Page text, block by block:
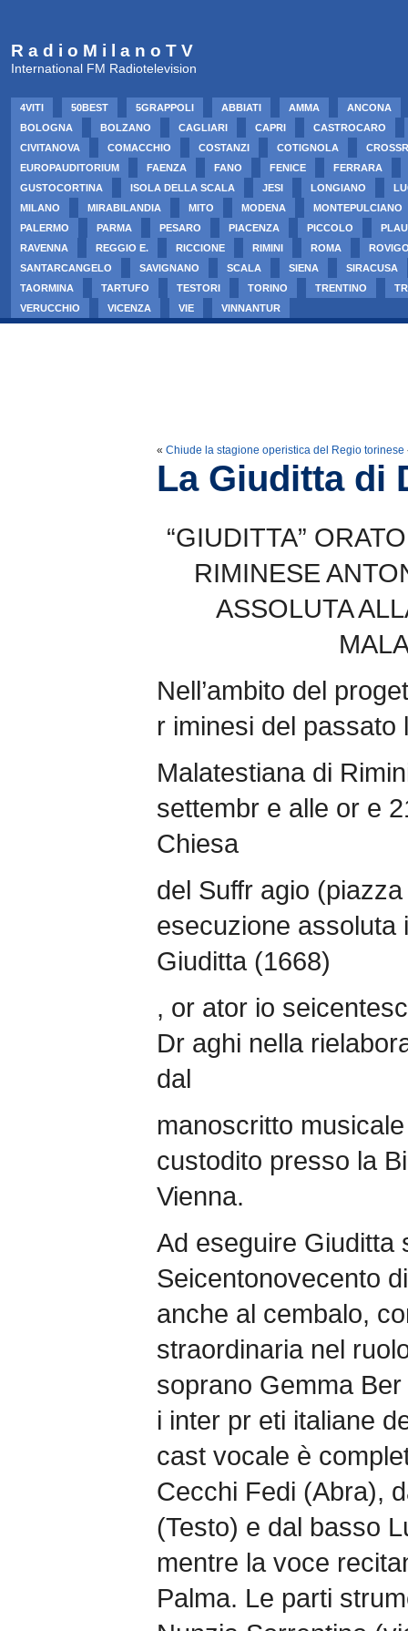
R a d i o M i l a n o T V
International FM Radiotelevision
4VITI 50BEST 5GRAPPOLI ABBIATI AMMA
ANCONA
BOLOGNA
BOLZANO CAGLIARI CAPRI
CASTROCARO
CIVITANOVA
COMACCHIO COSTANZI COTIGNOLA
EUROPAUDITORIUM
FAENZA FANO FENICE
FERRARA
GUSTOCORTINA
ISOLA DELLA SCALA JESI LONGIANO
MILANO
MIRABILANDIA MITO MODENA
MONTEPULCIANO
PALERMO
PARMA PESARO PIACENZA PICCOLO
RAVENNA
REGGIO E. RICCIONE RIMINI ROMA
SANTARCANGELO
SAVIGNANO SCALA SIENA
SIRACUSA
TAORMINA
TARTUFO TESTORI TORINO TRENTINO
VERUCCHIO
VICENZA VIE VINNANTUR
« Chiude la stagione operistica del Regio torinese
La Giuditta di
“GIUDITTA”
RIMINESE
ASSOLUTA
Nell’ambito del
r iminesi del passato
Malatestiana di
settembr e alle or e
Chiesa
del Suffr agio
esecuzione assoluta
Giuditta (1668)
, or ator io
Dr aghi nella
dal
manoscritto
custodito presso la
Vienna.
Ad eseguire Giuditta
Seicentonovecento
anche al cembalo,
straordinaria nel
soprano Gemma
i inter pr eti italiane
cast vocale è
Cecchi Fedi (Abra),
(Testo) e dal basso
mentre la voce
Palma. Le parti